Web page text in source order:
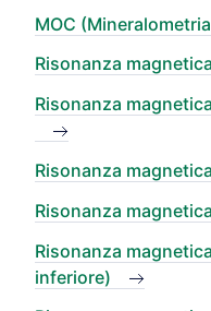
MOC
Risonanza magnetica
Risonanza
Risonanza
Risonanza
Risonanza
inferiore)